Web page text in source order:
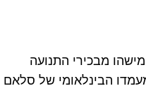
מבכירי התנועה
הבינלאומי של סלאם